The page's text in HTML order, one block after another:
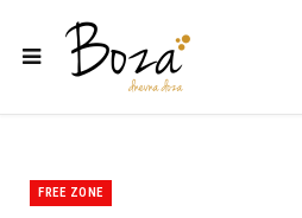
FREE ZONE